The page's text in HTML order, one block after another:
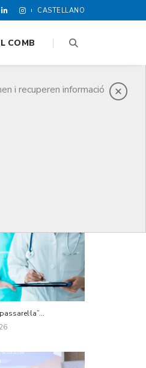
CASTELLANO
i recuperen informació
COMB